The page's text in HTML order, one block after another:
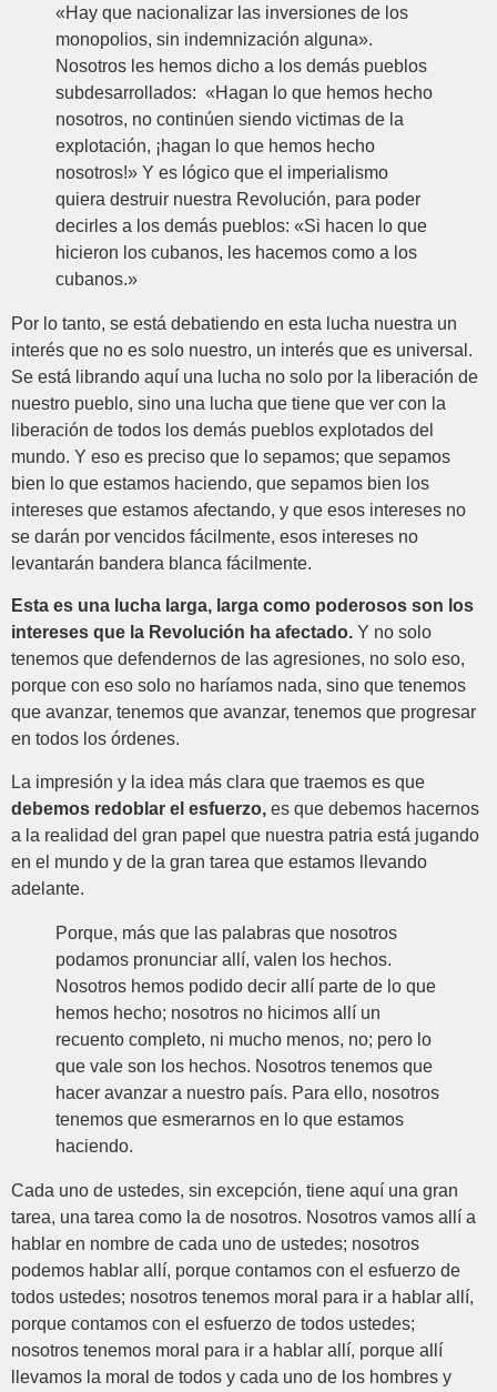
«Hay que nacionalizar las inversiones de los
monopolios, sin indemnización alguna».
Nosotros les hemos dicho a los demás pueblos
subdesarrollados: «Hagan lo que hemos hecho
nosotros, no continúen siendo victimas de la
explotación, ¡hagan lo que hemos hecho
nosotros!» Y es lógico que el imperialismo
quiera destruir nuestra Revolución, para poder
decirles a los demás pueblos: «Si hacen lo que
hicieron los cubanos, les hacemos como a los
cubanos.»
Por lo tanto, se está debatiendo en esta lucha nuestra un
interés que no es solo nuestro, un interés que es universal.
Se está librando aquí una lucha no solo por la liberación de
nuestro pueblo, sino una lucha que tiene que ver con la
liberación de todos los demás pueblos explotados del
mundo. Y eso es preciso que lo sepamos; que sepamos
bien lo que estamos haciendo, que sepamos bien los
intereses que estamos afectando, y que esos intereses no
se darán por vencidos fácilmente, esos intereses no
levantarán bandera blanca fácilmente.
Esta es una lucha larga, larga como poderosos son los
intereses que la Revolución ha afectado. Y no solo
tenemos que defendernos de las agresiones, no solo eso,
porque con eso solo no haríamos nada, sino que tenemos
que avanzar, tenemos que avanzar, tenemos que progresar
en todos los órdenes.
La impresión y la idea más clara que traemos es que
debemos redoblar el esfuerzo, es que debemos hacernos
a la realidad del gran papel que nuestra patria está jugando
en el mundo y de la gran tarea que estamos llevando
adelante.
Porque, más que las palabras que nosotros
podamos pronunciar allí, valen los hechos.
Nosotros hemos podido decir allí parte de lo que
hemos hecho; nosotros no hicimos allí un
recuento completo, ni mucho menos, no; pero lo
que vale son los hechos. Nosotros tenemos que
hacer avanzar a nuestro país. Para ello, nosotros
tenemos que esmerarnos en lo que estamos
haciendo.
Cada uno de ustedes, sin excepción, tiene aquí una gran
tarea, una tarea como la de nosotros. Nosotros vamos allí a
hablar en nombre de cada uno de ustedes; nosotros
podemos hablar allí, porque contamos con el esfuerzo de
todos ustedes; nosotros tenemos moral para ir a hablar allí,
porque contamos con el esfuerzo de todos ustedes;
nosotros tenemos moral para ir a hablar allí, porque allí
llevamos la moral de todos y cada uno de los hombres y